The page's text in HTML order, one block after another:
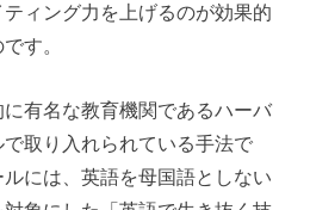
ティング力を上げるのが効果的
す。
有名な教育機関であるハーバ
取り入れられている手法で
には、英語を母国語としない